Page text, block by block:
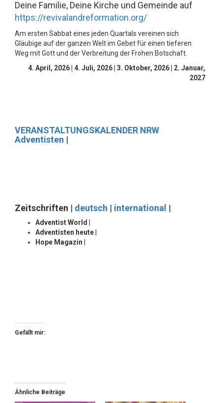
Deine Familie, Deine Kirche und Gemeinde auf
https://revivalandreformation.org/
Am ersten Sabbat eines jeden Quartals vereinen sich
Gläubige auf der ganzen Welt im Gebet für einen tieferen
Weg mit Gott und der Verbreitung der Frohen Botschaft.
4. April , 2026 | 4. Juli, 2026 | 3. Oktober, 2026 | 2. Januar,
2027
VERANSTALTUNGSKALENDER NRW
Adventisten |
Zeitschriften | deutsch | international |
Adventist World
Adventisten heute
Hope Magazin
Gefällt mir:
Ähnliche Beiträge